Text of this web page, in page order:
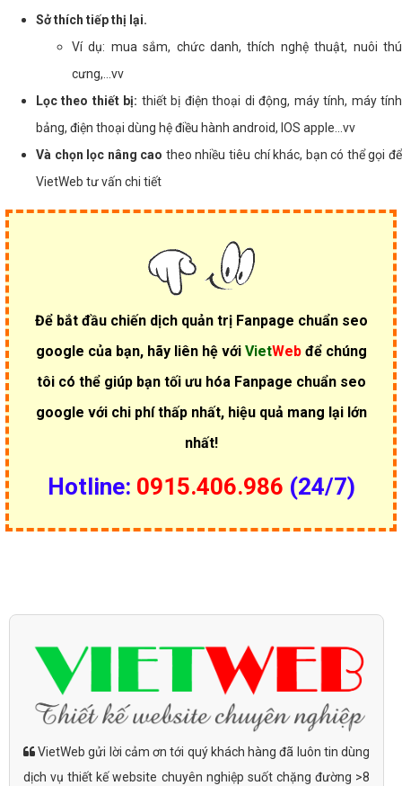
Sở thích tiếp thị lại.
Ví dụ: mua sắm, chức danh, thích nghệ thuật, nuôi thú
cưng,...vv
Lọc theo thiết bị: thiết bị điện thoại di động, máy tính, máy tính
bảng, điện thoại dùng hệ điều hành android, IOS apple...vv
Và chọn lọc nâng cao theo nhiều tiêu chí khác, bạn có thể gọi để
VietWeb tư vấn chi tiết
Để bắt đầu chiến dịch quản trị Fanpage chuẩn seo
google của bạn, hãy liên hệ với VietWebđể chúng
tôi có thể giúp bạn tối ưu hóa Fanpage chuẩn seo
google với chi phí thấp nhất, hiệu quả mang lại lớn
nhất!
Hotline: 0915.406.986 (24/7)
VietWeb gửi lời cảm ơn tới quý khách hàng đã luôn tin dùng
dịch vụ thiết kế website chuyên nghiệp suốt chặng đường >8